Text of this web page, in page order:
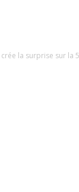
la surprise sur la